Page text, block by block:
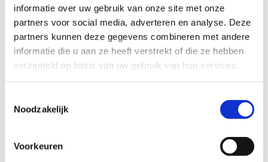
informatie over uw gebruik van onze site met onze
partners voor social media, adverteren en analyse. Deze
partners kunnen deze gegevens combineren met andere
informatie die u aan ze heeft verstrekt of die ze hebben
verzameld op basis van uw gebruik van hun services.
Noodzakelijk
Voorkeuren
park . Tijd om te rijden, te chillen en vooral heel
veel fun te beleven.
Bekijk de veiligheidsinstructies